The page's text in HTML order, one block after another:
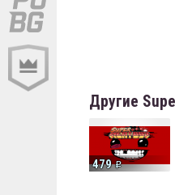
Другие
479